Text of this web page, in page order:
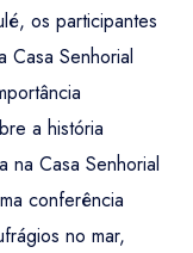
os participantes
Casa Senhorial
a história
na Casa Senhorial
conferência
no mar,